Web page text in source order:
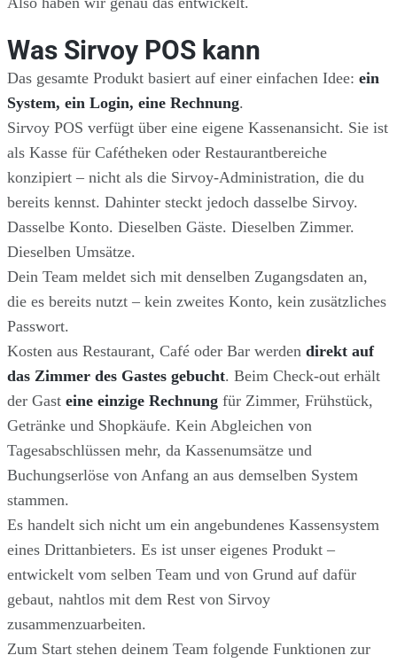
Was Sirvoy POS kann
Das gesamte Produkt basiert auf einer einfachen Idee: ein
System, ein Login, eine Rechnung.
Sirvoy POS verfügt über eine eigene Kassenansicht. Sie ist
als Kasse für Cafétheken oder Restaurantbereiche
konzipiert – nicht als die Sirvoy-Administration, die du
bereits kennst. Dahinter steckt jedoch dasselbe Sirvoy.
Dasselbe Konto. Dieselben Gäste. Dieselben Zimmer.
Dieselben Umsätze.
Dein Team meldet sich mit denselben Zugangsdaten an,
die es bereits nutzt – kein zweites Konto, kein zusätzliches
Passwort.
Kosten aus Restaurant, Café oder Bar werden direkt auf
das Zimmer des Gastes gebucht. Beim Check-out erhält
der Gast eine einzige Rechnung für Zimmer, Frühstück,
Getränke und Shopkäufe. Kein Abgleichen von
Tagesabschlüssen mehr, da Kassenumsätze und
Buchungserlöse von Anfang an aus demselben System
stammen.
Es handelt sich nicht um ein angebundenes Kassensystem
eines Drittanbieters. Es ist unser eigenes Produkt –
entwickelt vom selben Team und von Grund auf dafür
gebaut, nahtlos mit dem Rest von Sirvoy
zusammenzuarbeiten.
Zum Start stehen deinem Team folgende Funktionen zur